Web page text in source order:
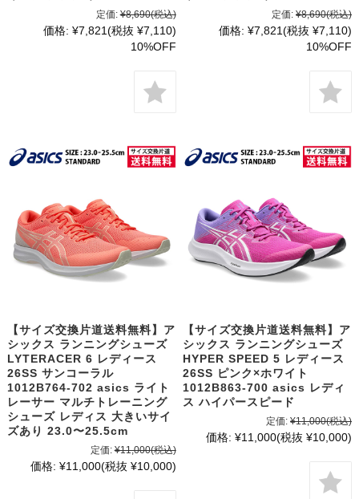
定価: ¥8,690(税込)
価格: ¥7,821(税抜 ¥7,110)
10%OFF
定価: ¥8,690(税込)
価格: ¥7,821(税抜 ¥7,110)
10%OFF
【サイズ交換片道送料無料】ア
シックス ランニングシューズ
LYTERACER 6 レディース
26SS サンコーラル
1012B764-702 asics ライト
レーサー マルチトレーニング
シューズ レディス 大きいサイ
ズあり 23.0〜25.5cm
定価: ¥11,000(税込)
価格: ¥11,000(税抜 ¥10,000)
【サイズ交換片道送料無料】ア
シックス ランニングシューズ
HYPER SPEED 5 レディース
26SS ピンク×ホワイト
1012B863-700 asics レディ
ス ハイパースピード
定価: ¥11,000(税込)
価格: ¥11,000(税抜 ¥10,000)